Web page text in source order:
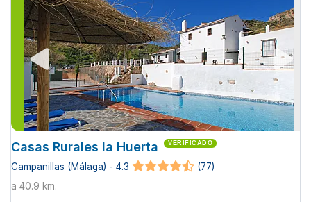
Casas Rurales la Huerta VERIFICADO
Campanillas (Málaga) - 4.3
(77)
a 40.9 km.